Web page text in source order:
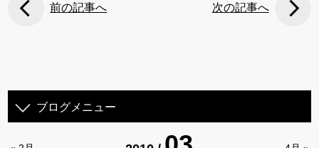
前の記事へ 次の記事へ
ブログメニュー